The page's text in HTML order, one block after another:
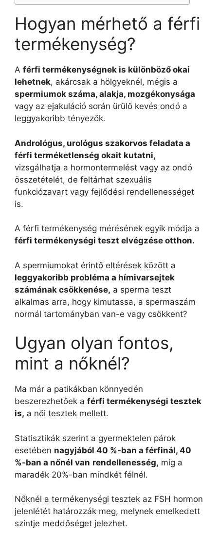
Hogyan mérhető a férfi
termékenység?
A férfi termékenységnek is különböző okai
lehetnek, akárcsak a hölgyeknél, mégis a
spermiumok száma, alakja, mozgékonysága
vagy az ejakuláció során ürülő kevés ondó a
leggyakoribb tényezők.
Andrológus, urológus szakorvos feladata a
férfi terméketlenség okait kutatni,
vizsgálhatja a hormontermelést vagy az ondó
összetételét, de feltárhat szexuális
funkciózavart vagy fejlődési rendellenességet
is.
A férfi termékenység mérésének egyik módja a
férfi termékenységi teszt elvégzése otthon.
A spermiumokat érintő eltérések között a
leggyakoribb probléma a hímivarsejtek
számának csökkenése, a sperma teszt
alkalmas arra, hogy kimutassa, a spermaszám
normál tartományban van-e vagy csökkent?
Ugyan olyan fontos,
mint a nőknél?
Ma már a patikákban könnyedén
beszerezhetőek a férfi termékenységi tesztek
is, a női tesztek mellett.
Statisztikák szerint a gyermektelen párok
esetében nagyjából 40 %-ban a férfinál, 40
%-ban a nőnél van rendellenesség, míg a
maradék 20%-ban mindkét félnél.
Nőknél a termékenységi tesztek az FSH hormon
jelenlétét határozzák meg, melynek emelkedett
szintje meddőséget jelezhet.